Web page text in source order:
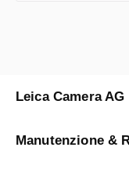
Leica Camera AG
Manutenzione &